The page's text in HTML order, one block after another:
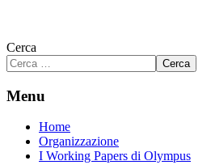
Cerca
Cerca
Menu
Home
Organizzazione
I Working Papers di Olympus